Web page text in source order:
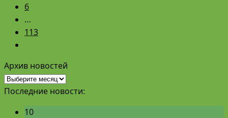
6
…
113
Архив новостей
Архив
новостей
Последние новости:
10